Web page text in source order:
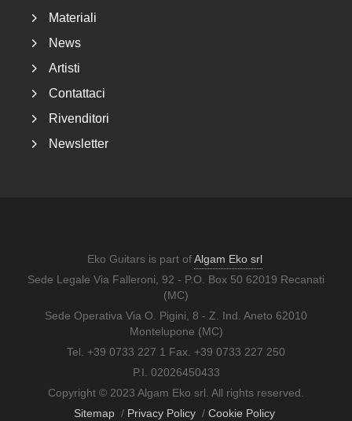
Materiali
News
Artisti
Contattaci
Rivenditori
Newsletter
Eko Guitars is part ofAlgam Eko srl
Sede Legale Via Falleroni, 92 - P.O. Box 50 62019 Recanati
(MC)
Sede Operativa Via O. Pigini, 8 - Z. Ind. Aneto 62010
Montelupone (MC)
Tel. +39 0733 227 1 Fax. +39 0733 227 250
P.I. 02026450433
Copyright © 2023 Algam Eko srl. All rights reserved.
Sitemap / Privacy Policy / Cookie Policy